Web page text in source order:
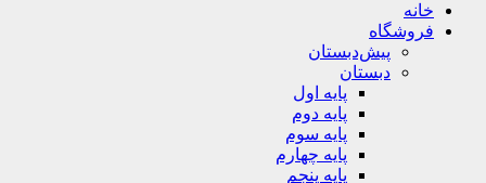
خانه
فروشگاه
پیش‌دبستان
دبستان
پایه اول
پایه دوم
پایه سوم
پایه چهارم
پایه پنجم